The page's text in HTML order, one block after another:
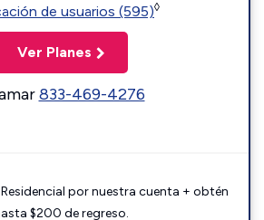
de usuarios (595)◊
Ver Planes
833-469-4276
por nuestra cuenta + obtén
$200 de regreso.